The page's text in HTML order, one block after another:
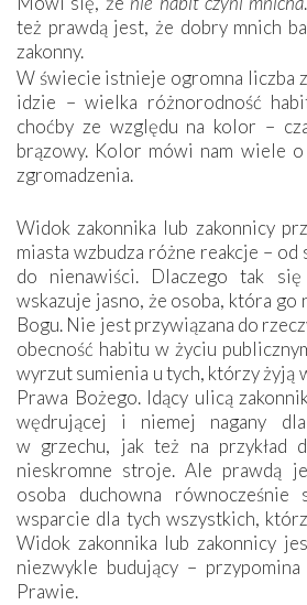
też prawdą jest, że dobry mnich
zakonny.
W świecie istnieje ogromna liczba
idzie – wielka różnorodność
choćby ze względu na kolor –
brązowy. Kolor mówi nam wiele o
zgromadzenia.
Widok zakonnika lub zakonnicy
miasta wzbudza różne reakcje –
do nienawiści. Dlaczego tak
wskazuje jasno, że osoba, która go
Bogu. Nie jest przywiązana do
obecność habitu w życiu
wyrzut sumienia u tych, którzy żyją
Prawa Bożego. Idący ulicą
wędrującej i niemej nagany
w grzechu, jak też na przykład
nieskromne stroje. Ale prawdą
osoba duchowna równocześnie
wsparcie dla tych wszystkich,
Widok zakonnika lub zakonnicy
niezwykle budujący –
Prawie.